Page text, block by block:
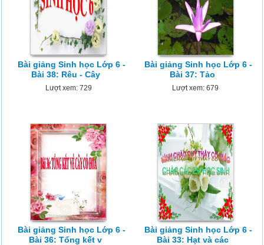
Bài giảng Sinh học Lớp 6 -
Bài 38: Rêu - Cây
Lượt xem: 729
Bài giảng Sinh học Lớp 6 -
Bài 37: Tảo
Lượt xem: 679
Bài giảng Sinh học Lớp 6 -
Bài 36: Tổng kết v
Bài giảng Sinh học Lớp 6 -
Bài 33: Hạt và các